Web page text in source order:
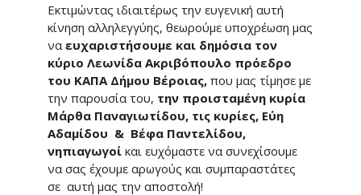
Εκτιμώντας ιδιαιτέρως την ευγενική αυτή
κίνηση αλληλεγγύης, θεωρούμε υποχρέωση μας
να ευχαριστήσουμε και δημόσια τον
κύριο Λεωνίδα Ακριβόπουλο πρόεδρο
του ΚΑΠΑ Δήμου Βέροιας,που μας τίμησε με
την παρουσία του, την προισταμένη κυρία
Μάρθα Παναγιωτίδου, τις κυρίες, Εύη
Αδαμίδου & Βέφα Παντελίδου,
νηπιαγωγοί και ευχόμαστε να συνεχίσουμε
να σας έχουμε αρωγούς και συμπαραστάτες
σε αυτή μας την αποστολή!